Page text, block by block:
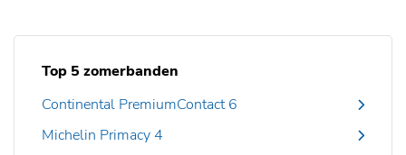
Top 5 zomerbanden
Continental PremiumContact 6
Michelin Primacy 4